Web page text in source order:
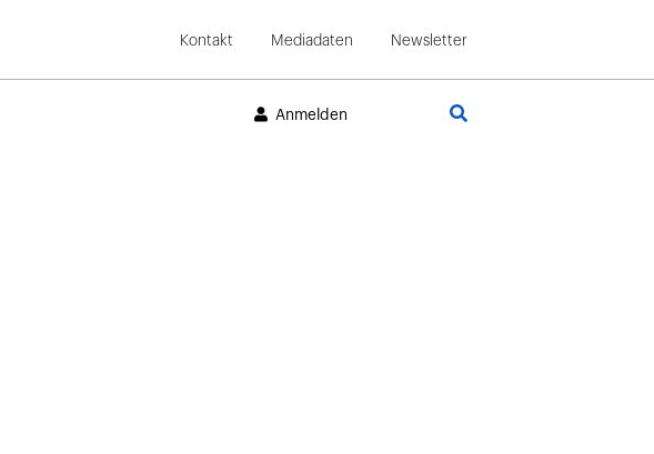
Kontakt Mediadaten Newsletter
Anmelden